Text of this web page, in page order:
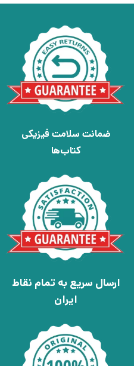
ضمانت سلامت فیزیکی
کتاب‌ها
ارسال سریع به تمام نقاط
ایران